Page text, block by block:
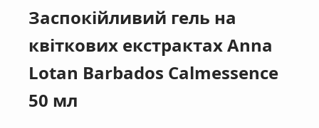
Заспокійливий гель на
квіткових екстрактах Anna
Lotan Barbados Calmessence
50 мл